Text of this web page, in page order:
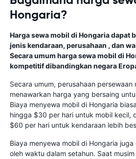
Hongaria?
Harga sewa mobil di Hongaria dapat
jenis kendaraan, perusahaan , dan
Secara umum harga sewa mobil di
kompetitif dibandingkan negara
Secara umum, perusahaan persewaan
menawarkan harga yang bersaing
Biaya menyewa mobil di Hongaria
hingga $30 per hari untuk mobil kecil,
$60 per hari untuk kendaraan lebih
Biaya menyewa mobil di Hongaria
oleh waktu dalam setahun. Saat